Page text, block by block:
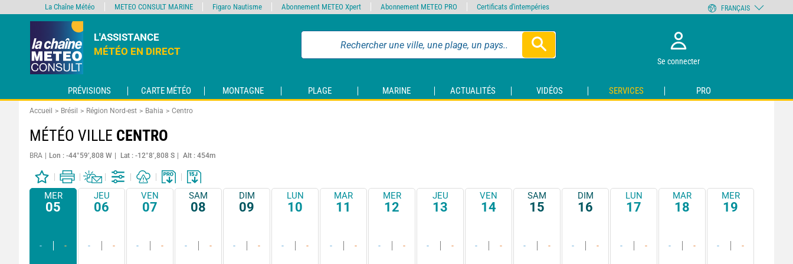
L'ASSISTANCE
MÉTÉO EN DIRECT
Se connecter
PRÉVISIONS CARTE MÉTÉO MONTAGNE PLAGE MARINE ACTUALITÉS VIDÉOS SERVICES PRO
Accueil Brésil Région Nord-est Bahia Centro
MÉTÉO VILLE CENTRO
BRA Lon : -44°59’,808 W Lat : -12°8’,808 S Alt : 454m
MER
05
- -
JEU
06
- -
VEN
07
- -
SAM
08
- -
DIM
09
- -
LUN
10
- -
MAR
11
- -
MER
12
- -
JEU
13
- -
VEN
14
- -
SAM
15
- -
DIM
16
- -
LUN
17
- -
MAR
18
- -
MER
19
- -
La Chaîne Météo METEO CONSULT MARINE Figaro Nautisme Abonnement METEO Xpert Abonnement METEO PRO Certificats d'intempéries FRANÇAIS